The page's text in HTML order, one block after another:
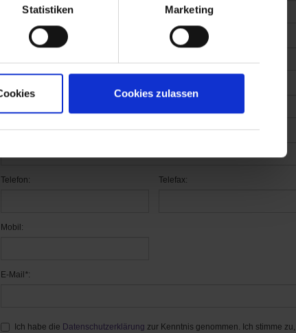
Statistiken Marketing
Cookies zulassen
Straße/Hausnummer
Land*:
Telefon: Telefax:
Mobil:
E-Mail *:
Ich habe die Datenschutzerklärung zur Kenntnis genommen. Ich stimme zu,